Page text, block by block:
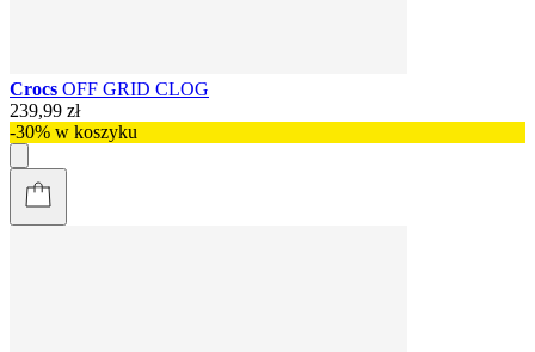
Crocs OFF GRID CLOG
239,99 zł
-30% w koszyku